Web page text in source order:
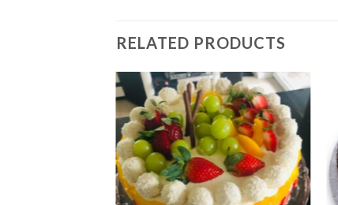
RELATED PRODUCTS
Add to
wishlist